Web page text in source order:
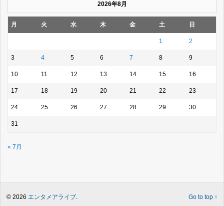
2026年8月
月 火 水 木 金 土 日
1 2
3 4 5 6 7 8 9
10 11 12 13 14 15 16
17 18 19 20 21 22 23
24 25 26 27 28 29 30
31
« 7月
Go to top ↑
© 2026 エンタメアライブ.